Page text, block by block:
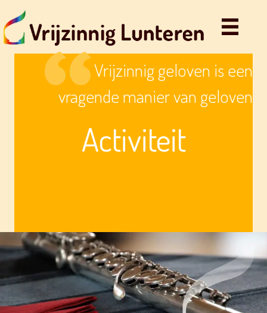
Vrijzinnig geloven is een
vragende manier van geloven
Activiteit